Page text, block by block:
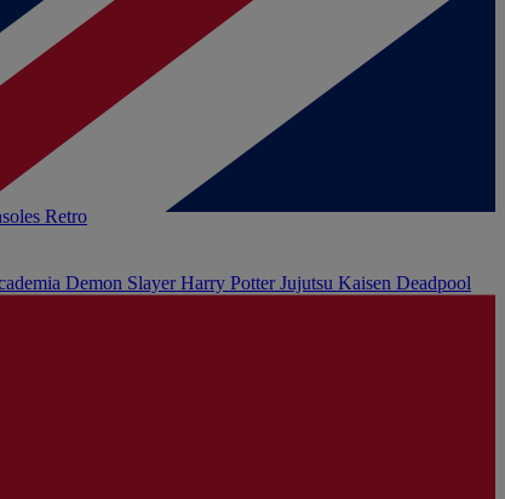
Retro
Demon SlayerHarry PotterJujutsu Kaisen Deadpool